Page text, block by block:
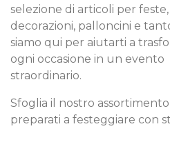
selezione di articoli per feste,
decorazioni, palloncini e
siamo qui per aiutarti a
ogni occasione in un evento
straordinario.
Sfoglia il nostro
preparati a festeggiare con